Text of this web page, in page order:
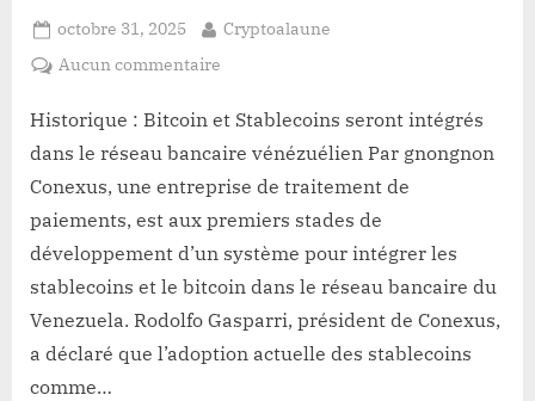
Posted
on
octobre 31, 2025 By
Cryptoalaune
Aucun commentaire
:
Bitcoin
Stablecoins
seront
intégrés
dans
réseau
bancaire
Historique : Bitcoin et Stablecoins seront intégrés
dans le réseau bancaire vénézuélien Par gnongnon
Conexus, une entreprise de traitement de
paiements, est aux premiers stades de
développement d’un système pour intégrer les
stablecoins et le bitcoin dans le réseau bancaire du
Venezuela. Rodolfo Gasparri, président de Conexus,
a déclaré que l’adoption actuelle des stablecoins
comme…